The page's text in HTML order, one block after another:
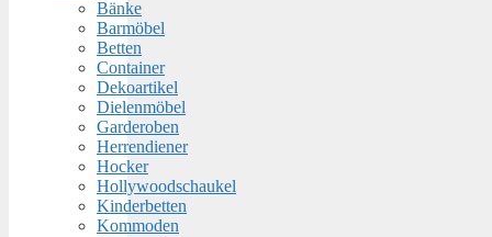
Bänke
Barmöbel
Betten
Container
Dekoartikel
Dielenmöbel
Garderoben
Herrendiener
Hocker
Hollywoodschaukel
Kinderbetten
Kommoden